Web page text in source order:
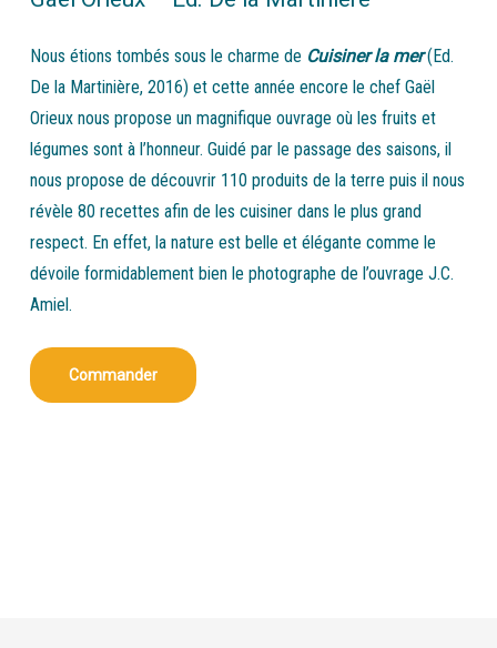
Nous étions tombés sous le charme de Cuisiner la mer(Ed.
De la Martinière, 2016) et cette année encore le chef Gaël
Orieux nous propose un magnifique ouvrage où les fruits et
légumes sont à l’honneur. Guidé par le passage des saisons, il
nous propose de découvrir 110 produits de la terre puis il nous
révèle 80 recettes afin de les cuisiner dans le plus grand
respect. En effet, la nature est belle et élégante comme le
dévoile formidablement bien le photographe de l’ouvrage J.C.
Amiel.
Commander